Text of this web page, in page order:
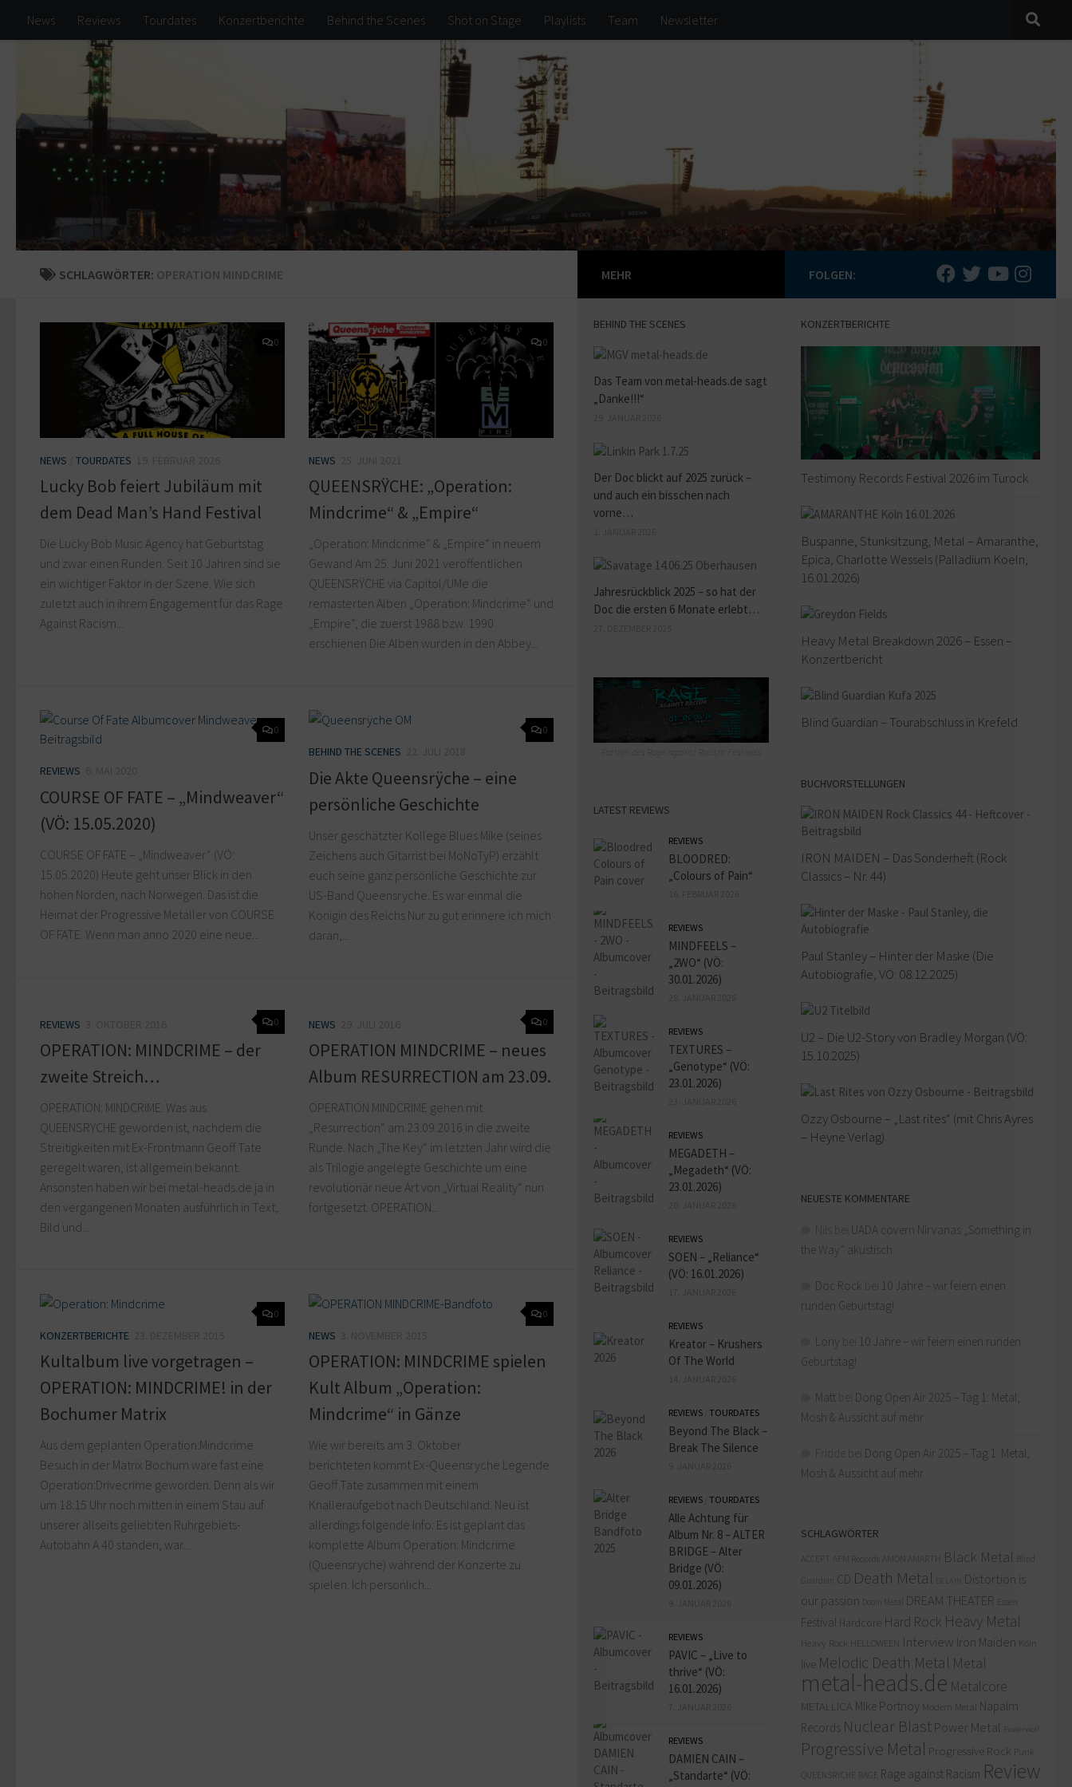
Zum Inhalt springen
News Reviews Tourdates Konzertberichte Behind the Scenes Shot on Stage Playlists Team Newsletter
SCHLAGWÖRTER: OPERATION MINDCRIME
0
NEWS TOURDATES
Lucky Bob feiert Jubiläum mit
dem Dead Man’s Hand Festival
Die Lucky Bob Music Agency hat Geburtstag
und zwar einen Runden. Seit 10 Jahren sind sie
ein wichtiger Faktor in der Szene. Wie sich
zuletzt auch in ihrem Engagement für das Rage
Against Racism...
0
NEWS
QUEENSRŸCHE: „Operation:
Mindcrime“ & „Empire“
„Operation: Mindcrime“ & „Empire“ in neuem
Gewand Am 25. Juni 2021 veröffentlichen
QUEENSRŸCHE via Capitol/UMe die
remasterten Alben „Operation: Mindcrime“ und
„Empire“, die zuerst 1988 bzw. 1990
erschienen Die Alben wurden in den Abbey...
0
REVIEWS
COURSE OF FATE – „Mindweaver“
(VÖ: 15.05.2020)
COURSE OF FATE – „Mindweaver“ (VÖ:
15.05.2020) Heute geht unser Blick in den
hohen Norden, nach Norwegen. Das ist die
Heimat der Progressive Metaller von COURSE
OF FATE. Wenn man anno 2020 eine neue...
0
BEHIND THE SCENES
Die Akte Queensrÿche – eine
persönliche Geschichte
Unser geschätzter Kollege Blues Mike (seines
Zeichens auch Gitarrist bei MoNoTyP) erzählt
euch seine ganz persönliche Geschichte zur
US-Band Queensrÿche. Es war einmal die
Königin des Reichs Nur zu gut erinnere ich mich
daran,...
0
REVIEWS
OPERATION: MINDCRIME – der
zweite Streich…
OPERATION: MINDCRIME: Was aus
QUEENSRYCHE geworden ist, nachdem die
Streitigkeiten mit Ex-Frontmann Geoff Tate
geregelt waren, ist allgemein bekannt.
Ansonsten haben wir bei metal-heads.de ja in
den vergangenen Monaten ausführlich in Text,
Bild und...
0
NEWS
OPERATION MINDCRIME – neues
Album RESURRECTION am 23.09.
OPERATION MINDCRIME gehen mit
„Resurrection“ am 23.09.2016 in die zweite
Runde. Nach „The Key“ im letzten Jahr wird die
als Trilogie angelegte Geschichte um eine
revolutionär neue Art von „Virtual Reality“ nun
fortgesetzt. OPERATION...
0
KONZERTBERICHTE
Kultalbum live vorgetragen –
OPERATION: MINDCRIME! in der
Bochumer Matrix
Aus dem geplanten Operation:Mindcrime
Besuch in der Matrix Bochum wäre fast eine
Operation:Drivecrime geworden. Denn als wir
um 18:15 Uhr noch mitten in einem Stau auf
unserer allseits geliebten Ruhrgebiets-
Autobahn A 40 standen, war...
0
NEWS
OPERATION: MINDCRIME spielen
Kult Album „Operation:
Mindcrime“ in Gänze
Wie wir bereits am 3. Oktober
berichteten kommt Ex-Queensryche Legende
Geoff Tate zusammen mit einem
Knalleraufgebot nach Deutschland. Neu ist
allerdings folgende Info: Es ist geplant das
komplette Album Operation: Mindcrime
(Queensryche) während der Konzerte zu
spielen. Ich persönlich...
FOLGEN:
KONZERTBERICHTE
Testimony Records Festival 2026 im Turock
Buspanne, Stunksitzung, Metal – Amaranthe,
Epica, Charlotte Wessels (Palladium Koeln,
16.01.2026)
Heavy Metal Breakdown 2026 – Essen –
Konzertbericht
Blind Guardian – Tourabschluss in Krefeld
BUCHVORSTELLUNGEN
IRON MAIDEN – Das Sonderheft (Rock
Classics – Nr. 44)
Paul Stanley – Hinter der Maske (Die
Autobiografie, VÖ: 08.12.2025)
U2 – Die U2-Story von Bradley Morgan (VÖ:
15.10.2025)
Ozzy Osbourne – „Last rites“ (mit Chris Ayres
– Heyne Verlag)
NEUESTE KOMMENTARE
UADA covern Nirvanas „Something in
the Way“ akustisch
Doc Rock
10 Jahre – wir feiern einen
runden Geburtstag!
Lony
10 Jahre – wir feiern einen runden
Geburtstag!
Matt
Dong Open Air 2025 – Tag 1: Metal,
Mosh & Aussicht auf mehr
Dong Open Air 2025 – Tag 1: Metal,
Mosh & Aussicht auf mehr
SCHLAGWÖRTER
ACCEPT AFM Records AMON AMARTH Black Metal
Blind
CD Death Metal
Distortion is
our passion
Doom Metal DREAM THEATER
Festival Hardcore Hard Rock Heavy Metal
Heavy Rock HELLOWEEN Interview Iron Maiden Köln
live Melodic Death Metal Metal
metal-heads.de Metalcore
METALLICA MIke Portnoy Modern Metal Napalm
Records Nuclear Blast Power Metal Powerwolf
Progressive Metal Progressive Rock Punk
QUEENSRYCHE RAGE Rage against Racism Review
MEHR
BEHIND THE SCENES
Das Team von metal-heads.de sagt
„Danke!!!“
Der Doc blickt auf 2025 zurück –
und auch ein bisschen nach
vorne…
Jahresrückblick 2025 – so hat der
Doc die ersten 6 Monate erlebt…
LATEST REVIEWS
REVIEWS
BLOODRED:
„Colours of Pain“
REVIEWS
MINDFEELS –
„2WO“ (VÖ:
30.01.2026)
REVIEWS
TEXTURES –
„Genotype“ (VÖ:
23.01.2026)
REVIEWS
MEGADETH –
„Megadeth“ (VÖ:
23.01.2026)
REVIEWS
SOEN – „Reliance“
(VÖ: 16.01.2026)
REVIEWS
Kreator – Krushers
Of The World
REVIEWS TOURDATES
Beyond The Black –
Break The Silence
REVIEWS TOURDATES
Alle Achtung für
Album Nr. 8 – ALTER
BRIDGE – Alter
Bridge (VÖ:
09.01.2026)
REVIEWS
PAVIC – „Live to
thrive“ (VÖ:
16.01.2026)
REVIEWS
DAMIEN CAIN –
„Standarte“ (VÖ: